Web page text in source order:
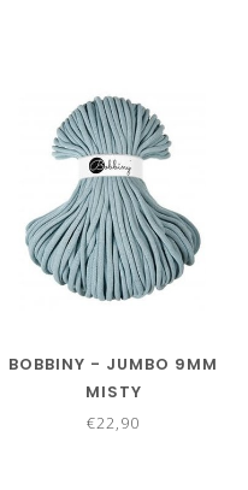
BOBBINY - JUMBO 9MM
MISTY
€22,90